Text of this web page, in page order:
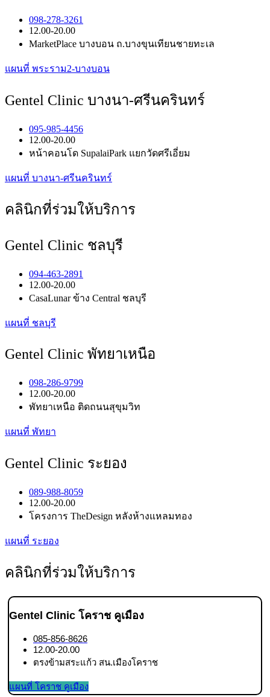
098-278-3261
12.00-20.00
MarketPlace บางบอน ถ.บางขุนเทียนชายทะเล
แผนที่ พระราม2-บางบอน
Gentel Clinic บางนา-ศรีนครินทร์
095-985-4456
12.00-20.00
หน้าคอนโด SupalaiPark แยกวัดศรีเอี่ยม
แผนที่ บางนา-ศรีนครินทร์
คลินิกที่ร่วมให้บริการ
Gentel Clinic ชลบุรี
094-463-2891
12.00-20.00
CasaLunar ข้าง Central ชลบุรี
แผนที่ ชลบุรี
Gentel Clinic พัทยาเหนือ
098-286-9799
12.00-20.00
พัทยาเหนือ ติดถนนสุขุมวิท
แผนที่ พัทยา
Gentel Clinic ระยอง
089-988-8059
12.00-20.00
โครงการ TheDesign หลังห้างแหลมทอง
แผนที่ ระยอง
คลินิกที่ร่วมให้บริการ
Gentel Clinic โคราช คูเมือง
085-856-8626
12.00-20.00
ตรงข้ามสระแก้ว สน.เมืองโคราช
แผนที่ โคราช คูเมือง